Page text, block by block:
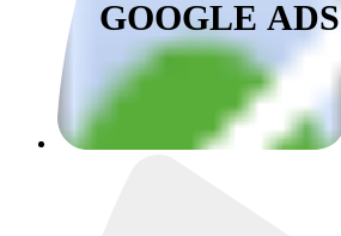
GOOGLE ADS